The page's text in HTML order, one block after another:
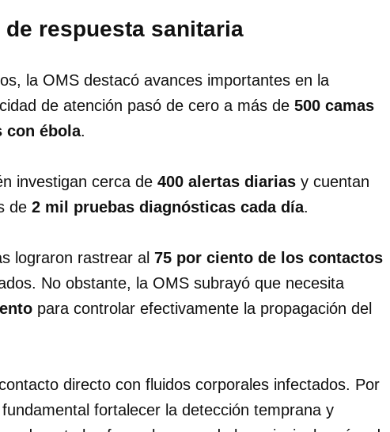
respuesta sanitaria
la OMS destacó avances importantes en la
de atención pasó de cero a más de 500 camas
con ébola.
investigan cerca de 400 alertas diarias y cuentan
de 2 mil pruebas diagnósticas cada día.
lograron rastrear al 75 por ciento de los contactos
No obstante, la OMS subrayó que necesita
para controlar efectivamente la propagación del
directo con fluidos corporales infectados. Por
fortalecer la detección temprana y